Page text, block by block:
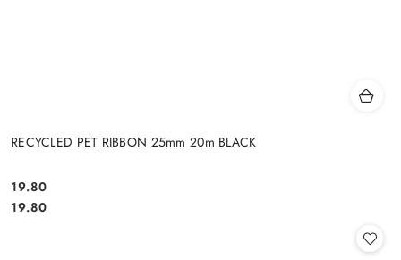
RECYCLED PET RIBBON 25mm 20m BLACK
Cena:
19.80
Cena:
19.80